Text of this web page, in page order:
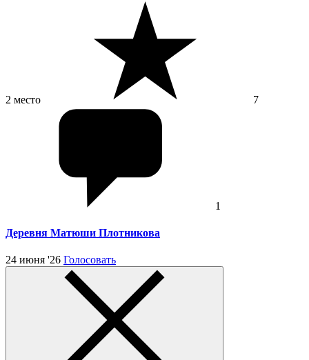
2 место 7
1
Деревня Матюши Плотникова
24 июня '26 Голосовать